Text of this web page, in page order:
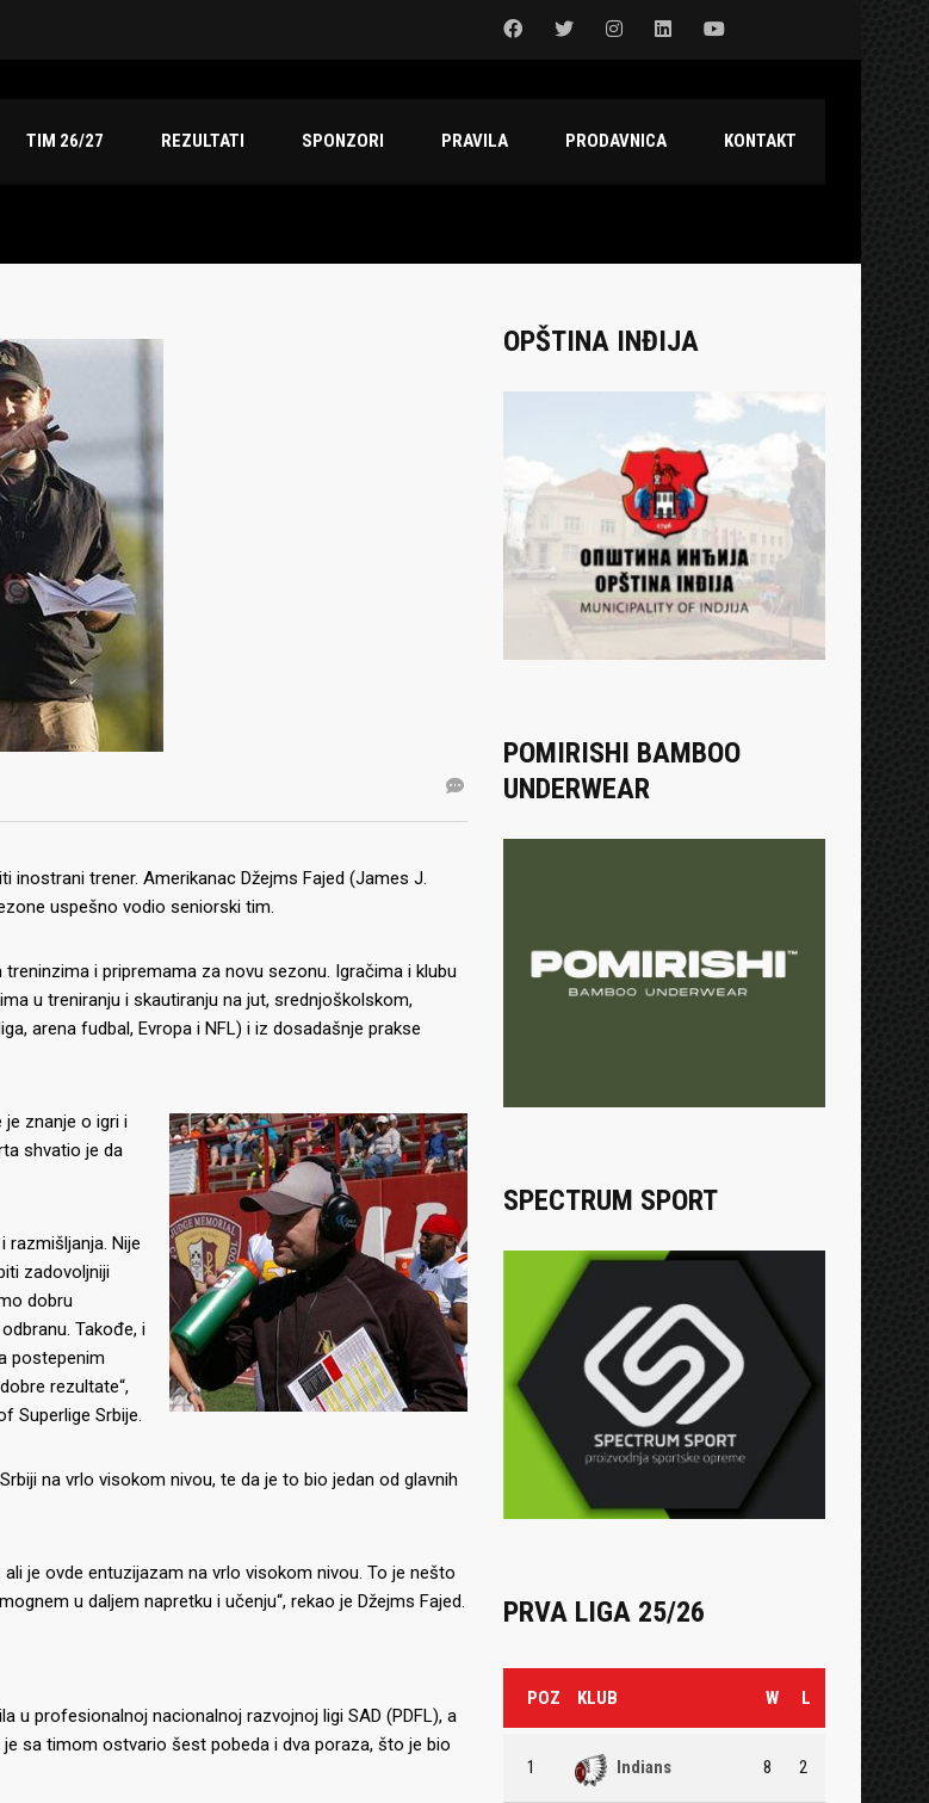
TIM 26/27 REZULTATI SPONZORI PRAVILA PRODAVNICA KONTAKT
inostrani trener. Amerikanac Džejms Fajed (James J.
uspešno vodio seniorski tim.
i pripremama za novu sezonu. Igračima i klubu
u treniranju i skautiranju na jut, srednjoškolskom,
arena fudbal, Evropa i NFL) i iz dosadašnje prakse
je znanje o igri i
shvatio je da
razmišljanja. Nije
zadovoljniji
dobru
Takođe, i
postepenim
rezultate“,
Superlige Srbije.
na vrlo visokom nivou, te da je to bio jedan od glavnih
je ovde entuzijazam na vrlo visokom nivou. To je nešto
u daljem napretku i učenju“, rekao je Džejms Fajed.
u profesionalnoj nacionalnoj razvojnoj ligi SAD (PDFL), a
sa timom ostvario šest pobeda i dva poraza, što je bio
OPŠTINA INĐIJA
POMIRISHI BAMBOO
UNDERWEAR
SPECTRUM SPORT
PRVA LIGA 25/26
POZ KLUB W L
1 Indians 8 2